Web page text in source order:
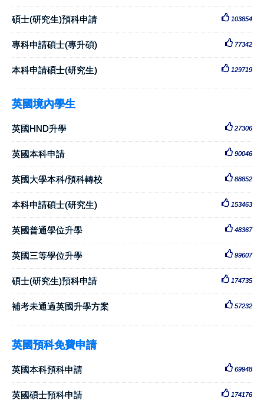
碩士(研究生)預科申請 103854
專科申請碩士(專升碩) 77342
本科申請碩士(研究生) 129719
英國境內學生
英國HND升學 27306
英國本科申請 90046
英國大學本科/預科轉校 88852
本科申請碩士(研究生) 153463
英國普通學位升學 48367
英國三等學位升學 99607
碩士(研究生)預科申請 174735
補考未通過英國升學方案 57232
英國預科免費申請
英國本科預科申請 69948
英國碩士預科申請 174176